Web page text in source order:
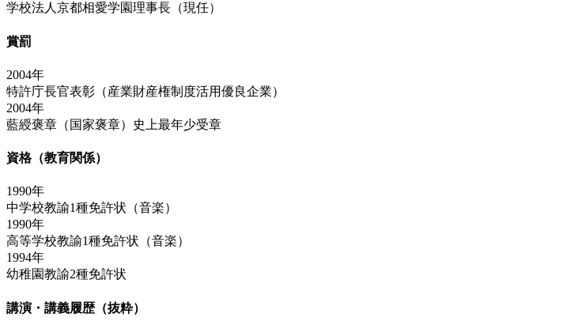
学校法人京都相愛学園理事長（現任）
賞罰
2004年
特許庁長官表彰（産業財産権制度活用優良企業）
2004年
藍綬褒章（国家褒章）史上最年少受章
資格（教育関係）
1990年
中学校教諭1種免許状（音楽）
1990年
高等学校教諭1種免許状（音楽）
1994年
幼稚園教諭2種免許状
講演・講義履歴（抜粋）